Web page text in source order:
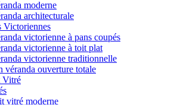
moderne
architecturale
Victoriennes
victorienne à pans coupés
victorienne à toit plat
victorienne traditionnelle
véranda ouverture totale
Vitré
vitré moderne